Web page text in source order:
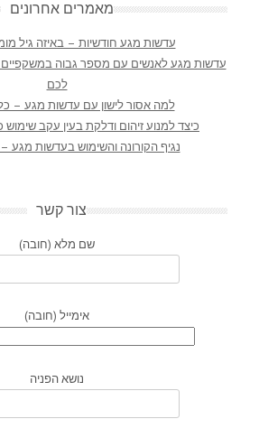
מאמרים אחרונים
עדשות מגע חודשיות – באיזה גיל
עדשות מגע לאנשים עם מספר גבוה
לכם
למה אסור לישון עם עדשות מגע –
כיצד למנוע זיהום ודלקת בעין עקב
נגיף הקורונה והשימוש בעדשות מגע
צור קשר
שם מלא (חובה)
אימייל (חובה)
נושא הפניה